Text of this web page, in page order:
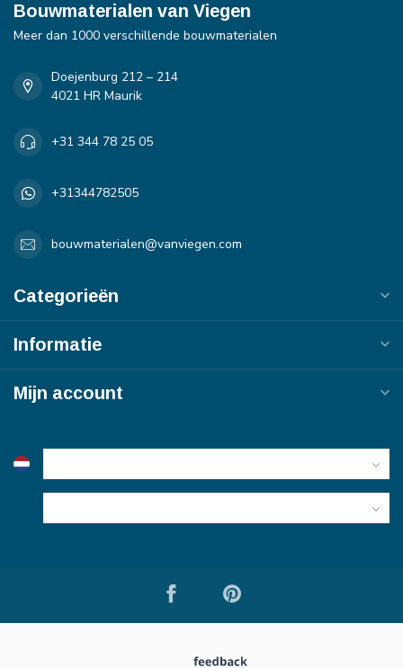
Bouwmaterialen van Viegen
Meer dan 1000 verschillende bouwmaterialen
Doejenburg 212 – 214
4021 HR Maurik
+31 344 78 25 05
+31344782505
bouwmaterialen@vanviegen.com
Categorieën
Informatie
Mijn account